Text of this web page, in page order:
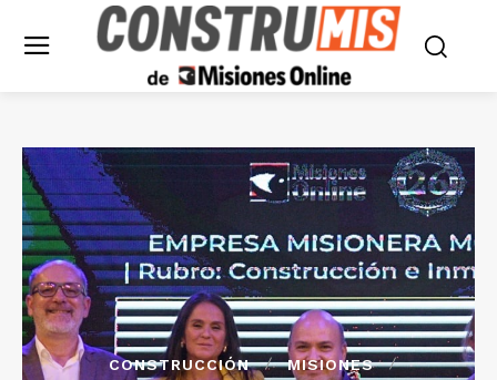
CONSTRUCCIÓN
MISIONES